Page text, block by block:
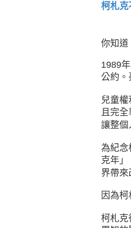
柯札克
你知道
1989
公約
兒童
且完
讓整個
為紀念
克年
界帶
因為
柯札克